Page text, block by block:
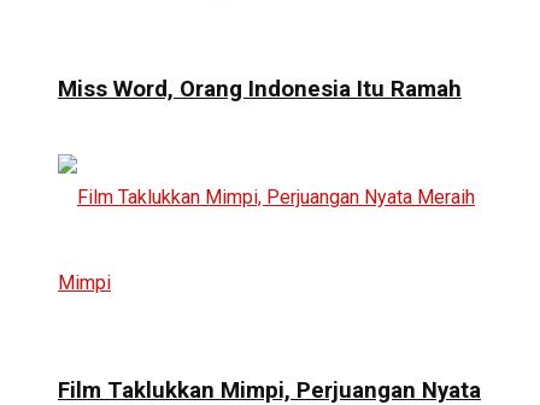
Miss Word, Orang Indonesia Itu Ramah
Film Taklukkan Mimpi, Perjuangan Nyata